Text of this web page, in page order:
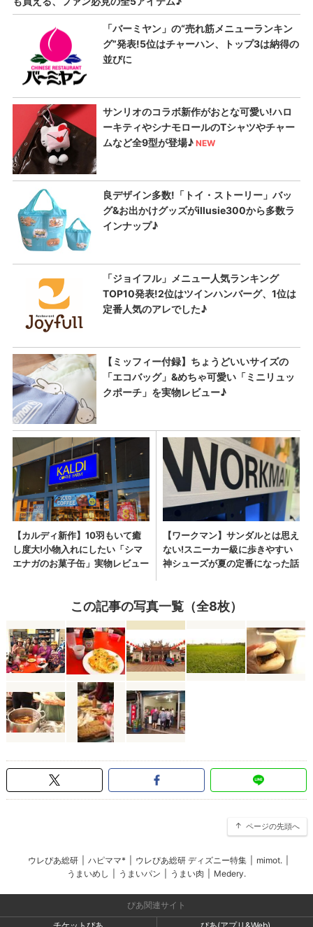
この記事の写真一覧（全8枚）
ページの先頭へ
ウレぴあ総研 ハピママ* ウレぴあ総研 ディズニー特集 mimot.
うまいめし
うまいパン うまい肉 Medery.
ぴあ関連サイト